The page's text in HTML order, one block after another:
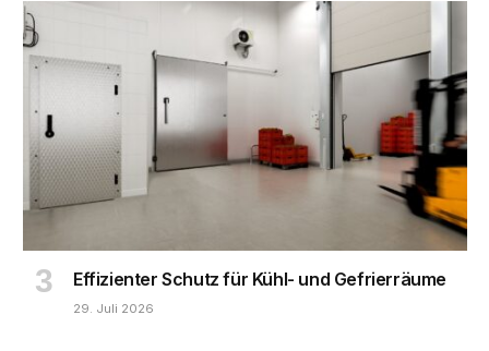
Effizienter Schutz für Kühl- und Gefrierräume
29. Juli 2026